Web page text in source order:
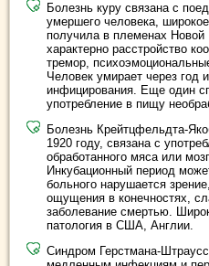
Болезнь куру связана с
умершего человека,
получила в племенах Новой
характерно расстройство
тремор,
Человек умирает через год
инфицирования. Еще один
употребление в пищу
Болезнь Крейтцфельдта-
1920 году, связана с
обработанного мяса или
Инкубационный период
больного нарушается
ощущения в конечностях,
заболевание смертью.
патология в США, Англии.
Синдром Герстмана-